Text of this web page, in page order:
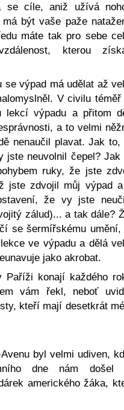
se cíle, aniž užívá
být vaše paže
máte tak pro sebe
kterou
se výpad má udělat až
V civilu téměř
lekcí výpadu a přitom
a to velmi
nenaučil plavat. Jak to,
jste neuvolnil čepel? Jak
ruky, že jste
jste zdvojil můj výpad
že vy jste
zálud)... a tak dále?
se šermířskému umění,
ve výpadu a dělá
jako akrobat.
Paříži konají každého
vám řekl, neboť
kteří mají desetkrát
byl velmi udiven,
dne nám došel
amerického žáka,